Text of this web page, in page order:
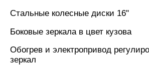
Стальные колесные диски 16"
Боковые зеркала в цвет кузова
Обогрев и электропривод
зеркал